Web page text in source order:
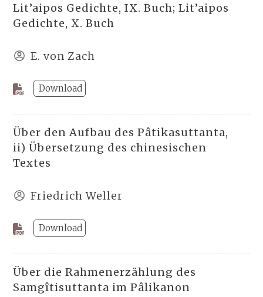
Lit’aipos Gedichte, IX. Buch; Lit’aipos
Gedichte, X. Buch
E. von Zach
Download
Über den Aufbau des Pâtikasuttanta,
ii) Übersetzung des chinesischen
Textes
Friedrich Weller
Download
Über die Rahmenerzählung des
Samgîtisuttanta im Pâlikanon